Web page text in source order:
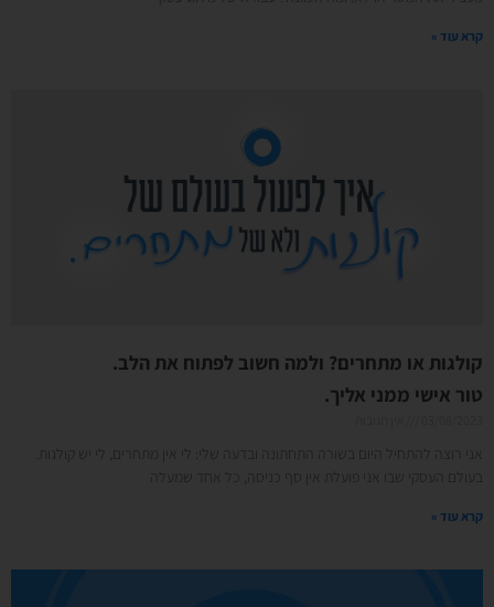
קרא עוד »
קולגות או מתחרים? ולמה חשוב לפתוח את הלב.
טור אישי ממני אליך.
אני רוצה להתחיל היום בשורה התחתונה ובדעה שלי: לי אין מתחרים, לי יש קולגות.
בעולם העסקי שבו אני פועלת אין סף כניסה, כל אחד שמעלה
קרא עוד »